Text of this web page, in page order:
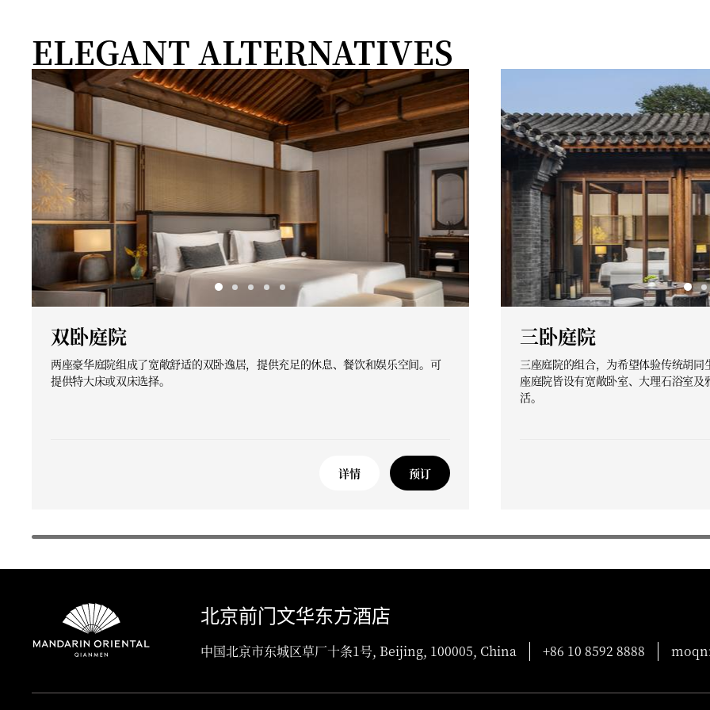
ELEGANT ALTERNATIVES
双卧庭院
两座豪华庭院组成了宽敞舒适的双卧逸居，提供充足的休息、餐饮和娱乐空间。可
提供特大床或双床选择。
详情 预订
三卧庭院
三座庭院的组合，为希望体验传统胡
座庭院皆设有宽敞卧室、大理石浴室
活。
北京前门文华东方酒店
中国北京市东城区草厂十条1号, Beijing, 100005, China +86 10 8592 8888